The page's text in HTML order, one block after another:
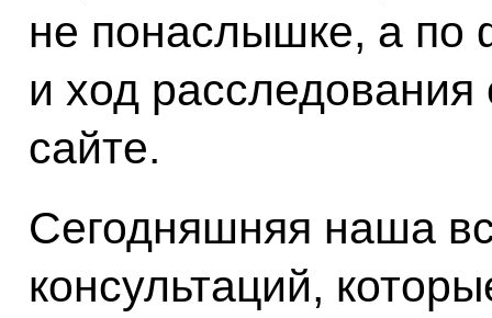
не понаслышке, а по
и ход
сайте.
Сегодняшняя наша
консультаций,